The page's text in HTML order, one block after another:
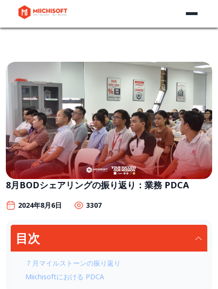
8月BODシェアリングの振り返り：業務 PDCA
2024年8月6日 3307
目次
７月マイルストーンの振り返り
Miichisoftにおける PDCA